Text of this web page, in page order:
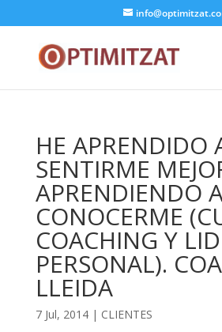
HE APRENDIDO
SENTIRME
APRENDIENDO
CONOCERME
COACHING Y
PERSONAL).
LLEIDA
7 Jul, 2014| CLIENTES